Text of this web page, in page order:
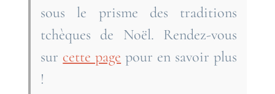
sous le prisme des traditions
tchèques de Noël. Rendez-vous
sur cette page pour en savoir plus
!